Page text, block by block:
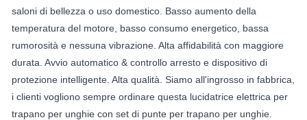
saloni di bellezza o uso domestico. Basso aumento della
temperatura del motore, basso consumo energetico, bassa
rumorosità e nessuna vibrazione. Alta affidabilità con maggiore
durata. Avvio automatico & controllo arresto e dispositivo di
protezione intelligente. Alta qualità. Siamo all'ingrosso in fabbrica,
i clienti vogliono sempre ordinare questa lucidatrice elettrica per
trapano per unghie con set di punte per trapano per unghie.